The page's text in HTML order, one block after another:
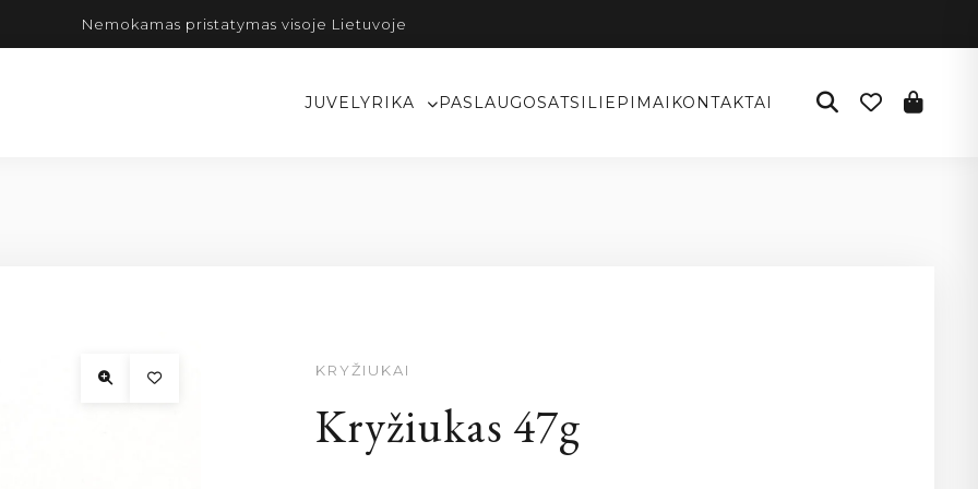
Nemokamas pristatymas visoje Lietuvoje
JUVELYRIKA PASLAUGOSATSILIEPIMAI KONTAKTAI
KRYŽIUKAI
Kryžiukas 47g